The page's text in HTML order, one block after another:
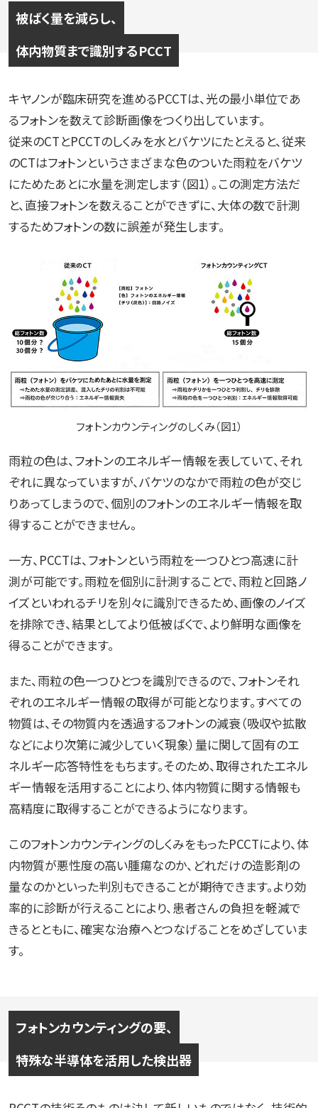
被ばく量を減らし、
体内物質まで識別するPCCT
キヤノンが臨床研究を進めるPCCTは、光の最小単位であ
るフォトンを数えて診断画像をつくり出しています。
従来のCTとPCCTのしくみを水とバケツにたとえると、従来
のCTはフォトンというさまざまな色のついた雨粒をバケツ
にためたあとに水量を測定します（図1）。この測定方法だ
と、直接フォトンを数えることができずに、大体の数で計測
するためフォトンの数に誤差が発生します。
フォトンカウンティングのしくみ（図1）
雨粒の色は、フォトンのエネルギー情報を表していて、それ
ぞれに異なっていますが、バケツのなかで雨粒の色が交じ
りあってしまうので、個別のフォトンのエネルギー情報を取
得することができません。
一方、PCCTは、フォトンという雨粒を一つひとつ高速に計
測が可能です。雨粒を個別に計測することで、雨粒と回路ノ
イズといわれるチリを別々に識別できるため、画像のノイズ
を排除でき、結果としてより低被ばくで、より鮮明な画像を
得ることができます。
また、雨粒の色一つひとつを識別できるので、フォトンそれ
ぞれのエネルギー情報の取得が可能となります。すべての
物質は、その物質内を透過するフォトンの減衰（吸収や拡散
などにより次第に減少していく現象）量に関して固有のエ
ネルギー応答特性をもちます。そのため、取得されたエネル
ギー情報を活用することにより、体内物質に関する情報も
高精度に取得することができるようになります。
このフォトンカウンティングのしくみをもったPCCTにより、体
内物質が悪性度の高い腫瘍なのか、どれだけの造影剤の
量なのかといった判別もできることが期待できます。より効
率的に診断が行えることにより、患者さんの負担を軽減で
きるとともに、確実な治療へとつなげることをめざしていま
す。
フォトンカウンティングの要、
特殊な半導体を活用した検出器